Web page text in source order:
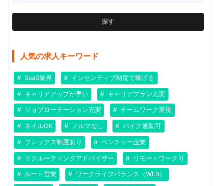
探す
人気の求人キーワード
SaaS業界 インセンティブ制度で稼げる
キャリアアップが早い キャリアプラン充実
ジョブローテーション充実 チームワーク重視
ネイルOK ノルマなし バイク通勤可
フレックス制度あり ベンチャー企業
リクルーティングアドバイザー リモートワーク可
ルート営業 ワークライフバランス（WLB）